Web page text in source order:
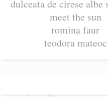
dulceata de cirese albe
meet the sun
romina faur
teodora mateoc